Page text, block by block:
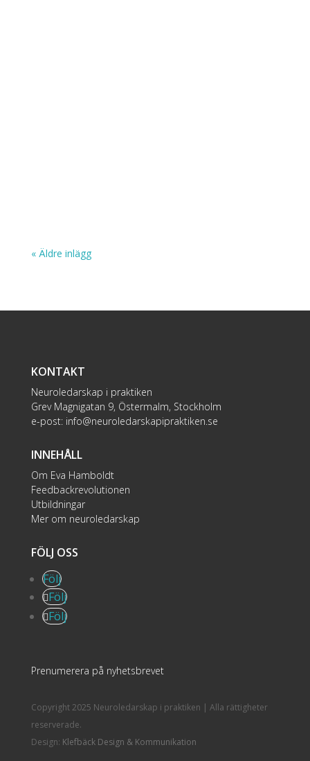
« Äldre inlägg
KONTAKT
Neuroledarskap i praktiken
Grev Magnigatan 9, Östermalm, Stockholm
e-post: info@neuroledarskapipraktiken.se
INNEHÅLL
Om Eva Hamboldt
Feedbackrevolutionen
Utbildningar
Mer om neuroledarskap
FÖLJ OSS
Följ
Följ
Följ
Prenumerera på nyhetsbrevet
Copyright 2025 Neuroledarskap i praktiken | Alla rättigheter
reserverade.
Design: Klefbäck Design & Kommunikation